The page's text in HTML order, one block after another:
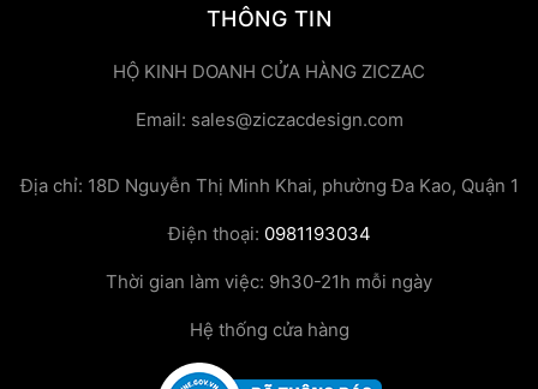
THÔNG TIN
HỘ KINH DOANH CỬA HÀNG ZICZAC
Email: sales@ziczacdesign.com
Địa chỉ: 18D Nguyễn Thị Minh Khai, phường Đa Kao, Quận 1
Điện thoại: 0981193034
Thời gian làm việc: 9h30-21h mỗi ngày
Hệ thống cửa hàng